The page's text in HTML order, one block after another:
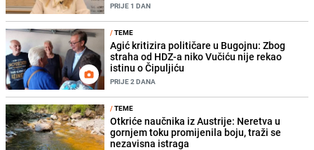
PRIJE 1 DAN
/TEME
Agić kritizira političare u Bugojnu: Zbog
straha od HDZ-a niko Vučiću nije rekao
istinu o Čipuljiću
PRIJE 2 DANA
/TEME
Otkriće naučnika iz Austrije: Neretva u
gornjem toku promijenila boju, traži se
nezavisna istraga